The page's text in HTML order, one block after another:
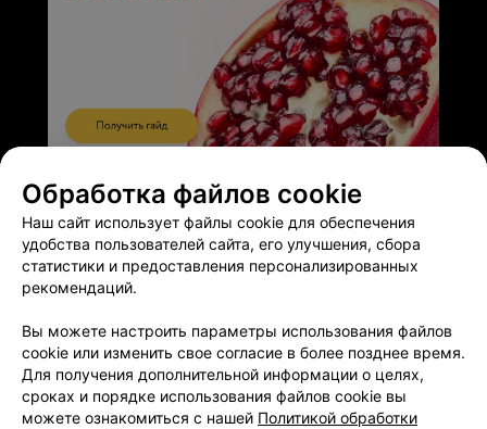
Добавить специалиста
Обработка файлов cookie
Наш сайт использует файлы cookie для обеспечения
удобства пользователей сайта, его улучшения, сбора
статистики и предоставления персонализированных
рекомендаций.
Вы можете настроить параметры использования файлов
cookie или изменить свое согласие в более позднее время.
Для получения дополнительной информации о целях,
сроках и порядке использования файлов cookie вы
можете ознакомиться с нашей Политикой обработки